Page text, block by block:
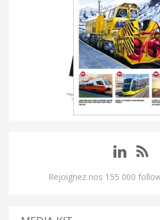
Rejoignez nos 155 000